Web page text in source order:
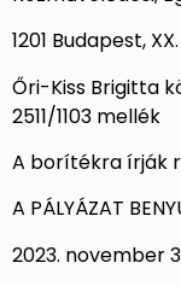
1201 Budapest,
Őri-Kiss Brigitta
2511/1103 mellék
A borítékra írják
A PÁLYÁZAT
2023. november